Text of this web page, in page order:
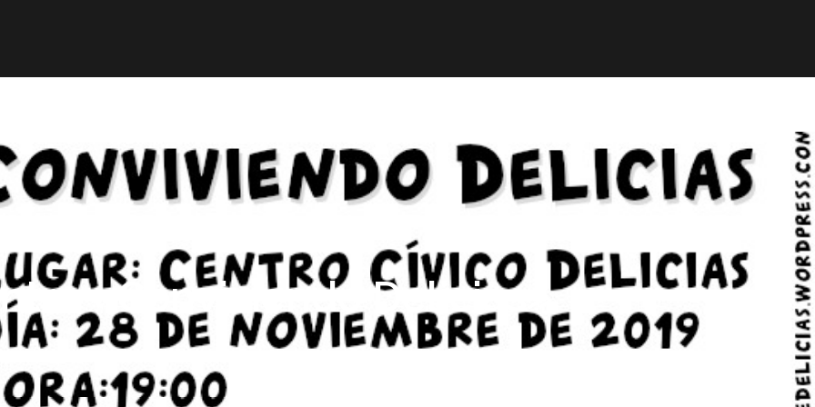
«Conviviendo Delicias»